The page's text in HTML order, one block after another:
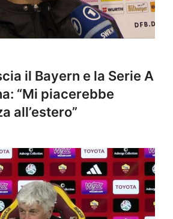
il Bayern e la Serie A
“Mi piacerebbe
all’estero”